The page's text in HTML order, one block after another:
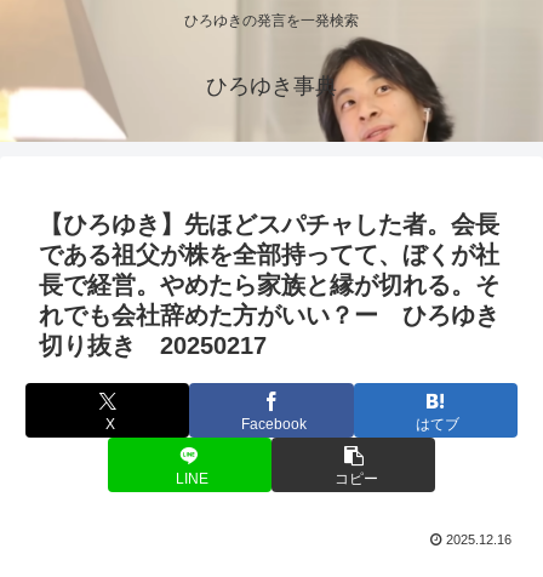
ひろゆきの発言を一発検索
ひろゆき事典
【ひろゆき】先ほどスパチャした者。会長
である祖父が株を全部持ってて、ぼくが社
長で経営。やめたら家族と縁が切れる。そ
れでも会社辞めた方がいい？ー ひろゆき
切り抜き 20250217
X Facebook はてブ
LINE コピー
2025.12.16